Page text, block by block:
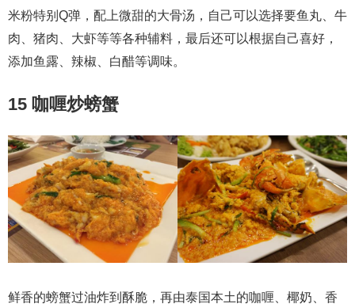
米粉特别Q弹，配上微甜的大骨汤，自己可以选择要鱼丸、牛
肉、猪肉、大虾等等各种辅料，最后还可以根据自己喜好，
添加鱼露、辣椒、白醋等调味。
15 咖喱炒螃蟹
鲜香的螃蟹过油炸到酥脆，再由泰国本土的咖喱、椰奶、香